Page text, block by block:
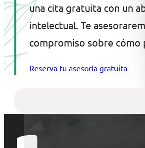
una cita gratuita con un
intelectual. Te
compromiso sobre
Reserva tu asesoría gratuita